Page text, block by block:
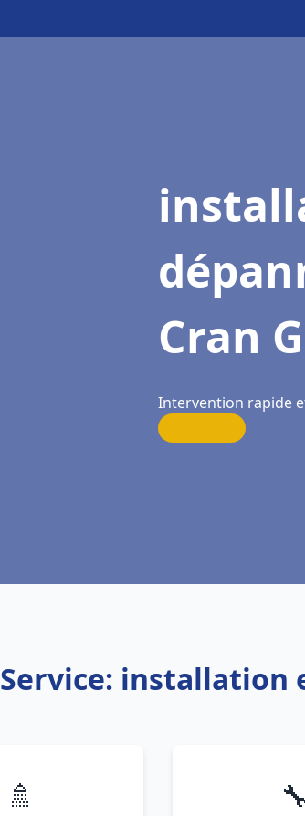
Cran
Intervention rapide
Service: installation
🚿 🔧